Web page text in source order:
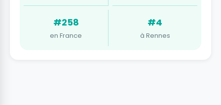
#258
en France
#4
à Rennes